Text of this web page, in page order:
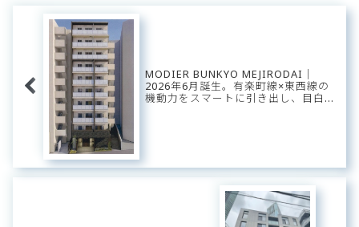
MODIER BUNKYO MEJIRODAI｜
2026年6月誕生。有楽町線×東西線の
機動力をスマートに引き出し、目白台